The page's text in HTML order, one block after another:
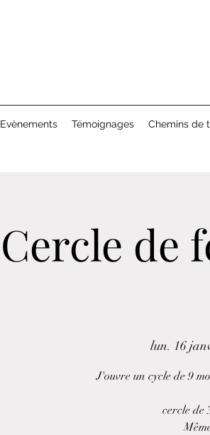
Evènements Témoignages Chemins de
Cercle de
lun. 16
J'ouvre un cycle de 9
cercle de